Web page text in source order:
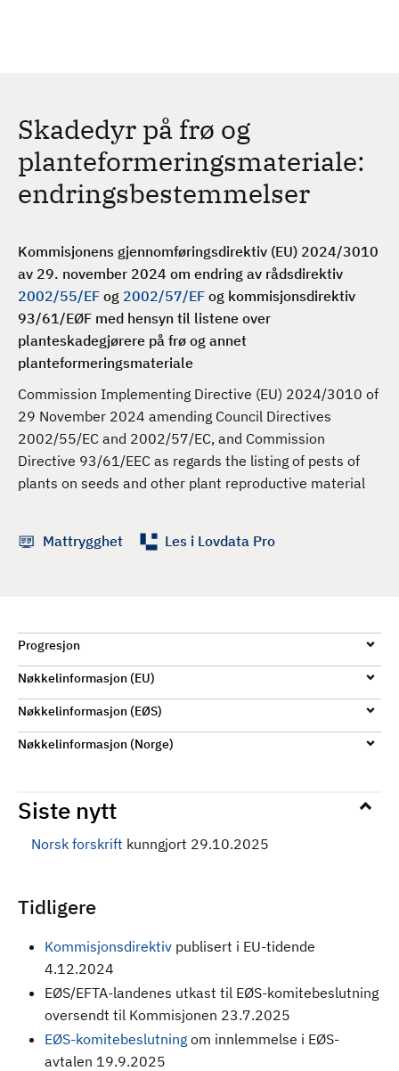
Skadedyr på frø og
planteformeringsmateriale:
endringsbestemmelser
Kommisjonens gjennomføringsdirektiv (EU) 2024/3010
av 29. november 2024 om endring av rådsdirektiv
2002/55/EF og 2002/57/EF og kommisjonsdirektiv
93/61/EØF med hensyn til listene over
planteskadegjørere på frø og annet
planteformeringsmateriale
Commission Implementing Directive (EU) 2024/3010 of
29 November 2024 amending Council Directives
2002/55/EC and 2002/57/EC, and Commission
Directive 93/61/EEC as regards the listing of pests of
plants on seeds and other plant reproductive material
Mattrygghet Les i Lovdata Pro
Progresjon
Nøkkelinformasjon (EU)
Nøkkelinformasjon (EØS)
Nøkkelinformasjon (Norge)
Siste nytt
Norsk forskrift kunngjort 29.10.2025
Tidligere
Kommisjonsdirektiv publisert i EU-tidende
4.12.2024
EØS/EFTA-landenes utkast til EØS-komitebeslutning
oversendt til Kommisjonen 23.7.2025
EØS-komitebeslutning om innlemmelse i EØS-
avtalen 19.9.2025